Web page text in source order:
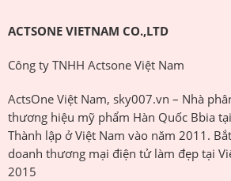
ACTSONE VIETNAM CO.,LTD
Công ty TNHH Actsone Việt Nam
ActsOne Việt Nam, sky007.vn – Nhà
thương hiệu mỹ phẩm Hàn Quốc Bbia
Thành lập ở Việt Nam vào năm 2011.
doanh thương mại điện tử làm đẹp tại
2015